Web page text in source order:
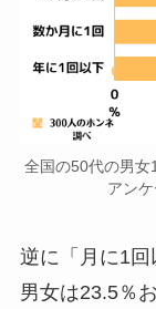
全国の50代の男女
アン
逆に「月に1
男女は23.5％